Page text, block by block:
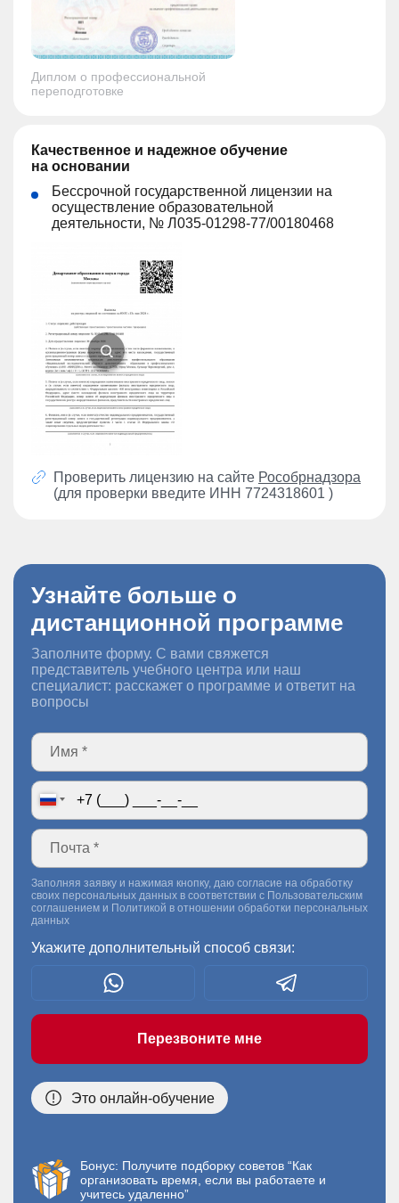
Диплом о профессиональной
переподготовке
Качественное и надежное обучение
на основании
Бессрочной государственной лицензии на
осуществление образовательной
деятельности, № Л035-01298-77/00180468
Проверить лицензию на сайте Рособрнадзора
(для проверки введите ИНН 7724318601 )
Узнайте больше о
дистанционной программе
Заполните форму. С вами свяжется
представитель учебного центра или наш
специалист: расскажет о программе и ответит на
вопросы
Бонус: Получите подборку советов “Как
организовать время, если вы работаете и
учитесь удаленно”
Заполняя заявку и нажимая кнопку, даю согласие на обработку
своих персональных данных в соответствии с Пользовательским
соглашением и Политикой в отношении обработки персональных
данных
Укажите дополнительный способ связи:
Перезвоните мне
Это онлайн-обучение